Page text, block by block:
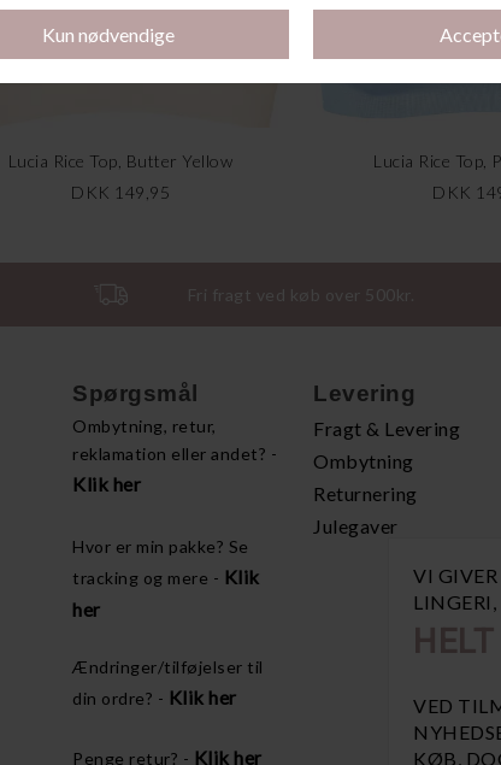
VI
VED
KØB,
Lucia Rice Top, Butter Yellow
DKK 149,95
Lucia Rice Top,
DKK
Fri fragt ved køb over 500kr.
Spørgsmål
Ombytning, retur,
reklamation eller andet? -
Klik her
Hvor er min pakke? Se
tracking og mere - Klik
her
Ændringer/tilføjelser til
din ordre? - Klik her
Penge retur? - Klik her
Levering
Fragt & Levering
Ombytning
Returnering
Julegaver